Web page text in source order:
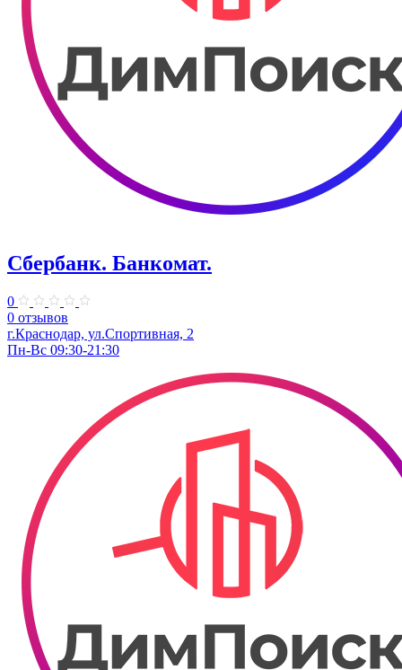
Сбербанк. Банкомат.
0
0 отзывов
г.Краснодар, ул.​Спортивная, 2
Пн-Вс 09:30-21:30